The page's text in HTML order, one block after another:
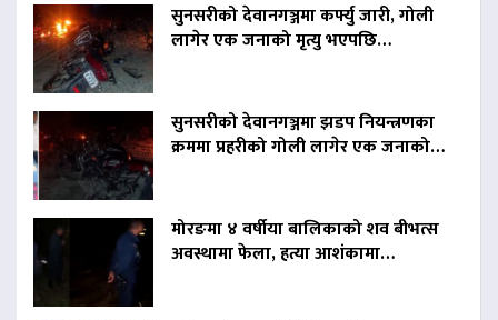
सुनसरीको देवानगञ्जमा कर्फ्यु जारी, गोली
लागेर एक जनाको मृत्यु भएपछि…
सुनसरीको देवानगञ्जमा झडप नियन्त्रणका
क्रममा प्रहरीको गोली लागेर एक जनाको…
मोरङमा ४ वर्षीया बालिकाको शव बीभत्स
अवस्थामा फेला, हत्या आशंकामा…